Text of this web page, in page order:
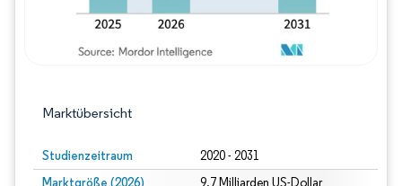
Marktübersicht
Studienzeitraum 2020 - 2031
Marktgröße (2026) 9.7 Milliarden US-Dollar